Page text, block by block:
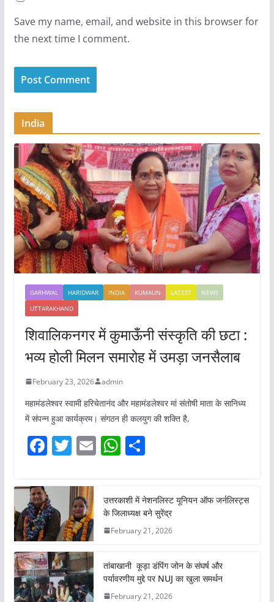
Save my name, email, and website in this browser for
the next time I comment.
India
GARHWAL HARIDWAR INDIA KUMAUN LATEST
NEWS
UTTARAKHAND
शिवालिकनगर में कुमाऊँनी संस्कृति की छटा :
भव्य होली मिलन समारोह में उमड़ा जनसैलाब
February 23, 2026 admin
महामंडलेश्वर स्वामी हरिचेतानंद और महामंडलेश्वर मां संतोषी माता के सानिध्य
में संपन्न हुआ कार्यक्रम। संगठन ही कलयुग की शक्ति है,
F
c
e
b
o
o
k
T
itt
er
E W
s
A
p
S
e
उत्तरकाशी में नेशनलिस्ट यूनियन ऑफ जर्नलिस्ट्स
के जिलाध्यक्ष बने सुरेंद्र
February 21, 2026
तांबाखानी कूड़ा डंपिंग जोन के संघर्ष और
पर्यावरणीय मुद्दे पर NUJ का खुला समर्थन
February 21, 2026